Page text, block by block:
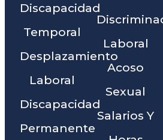
Discapacidad
Temporal
Desplazamiento
Laboral
Discapacidad
Permanente
Laboral
Acoso
Sexual
Salarios Y